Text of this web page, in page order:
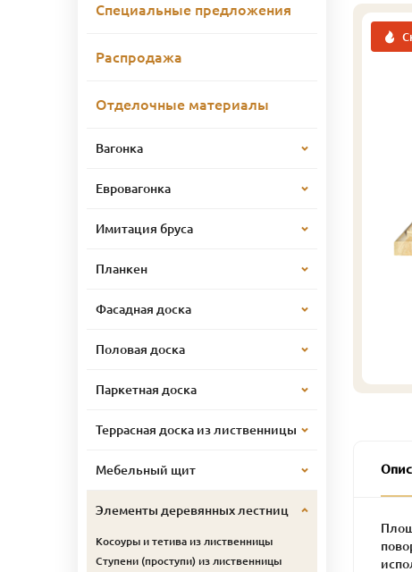
Специальные предложения
Распродажа
Отделочные материалы
Вагонка
Евровагонка
Имитация бруса
Планкен
Фасадная доска
Половая доска
Паркетная доска
Террасная доска из лиственницы
Мебельный щит
Элементы деревянных лестниц
Косоуры и тетива из лиственницы
Ступени (проступи) из лиственницы